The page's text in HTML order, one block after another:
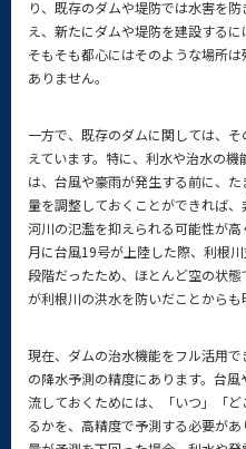
り、既存のダムや堤防では水害を
え、新たにダムや堤防を建設するに
そもそも都心にはそのような場所
ありません。
一方で、既存のダムに関しては、
えています。特に、利水や治水の
は、台風や豪雨が発生する前に、
量を調整しておくことができれば
河川の氾濫を抑えられる可能性が
月に台風19号が上陸した際、利根
段階だったため、ほとんど空の状
が利根川の洪水を防いだことからも
現在、ダムの治水機能をフル活用
の降水予測の精度にあります。台
流しておくためには、「いつ」「
るかを、高精度で予測する必要が